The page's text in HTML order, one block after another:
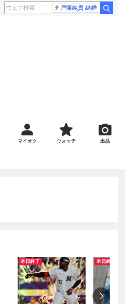
戸塚純貴 結婚
マイオク ウォッチ 出品
本日終了 本日終了